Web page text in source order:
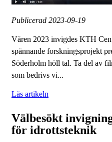
Publicerad 2023-09-19
Våren 2023 invigdes KTH
spännande forskningsprojekt
Söderholm höll tal. Ta del av
som bedrivs vi...
Läs artikeln
Välbesökt
för idrottsteknik